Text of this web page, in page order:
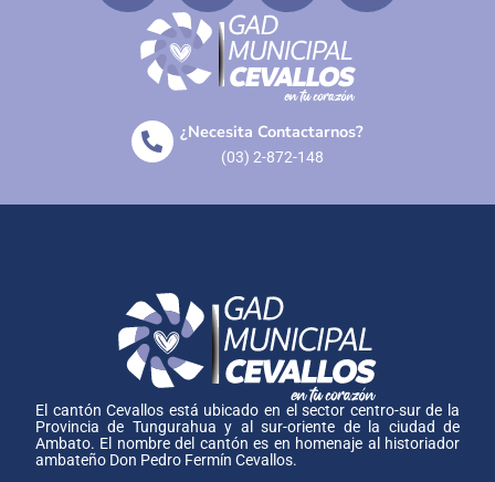
¿Necesita Contactarnos?
(03) 2-872-148
El cantón Cevallos está ubicado en el sector centro-sur de la
Provincia de Tungurahua y al sur-oriente de la ciudad de
Ambato. El nombre del cantón es en homenaje al historiador
ambateño Don Pedro Fermín Cevallos.